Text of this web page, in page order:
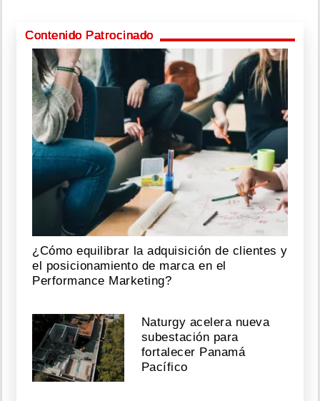
Contenido Patrocinado
¿Cómo equilibrar la adquisición de clientes y
el posicionamiento de marca en el
Performance Marketing?
Naturgy acelera nueva
subestación para
fortalecer Panamá
Pacífico